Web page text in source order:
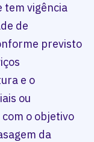
tem vigência
de
previsto
e o
ou
o objetivo
da